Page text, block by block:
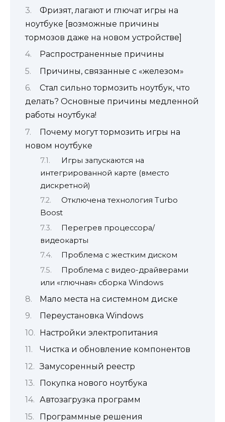
Фризят, лагают и глючат игры на
ноутбуке [возможные причины
тормозов даже на новом устройстве]
Распространенные причины
Причины, связанные с «железом»
Стал сильно тормозить ноутбук, что
делать? Основные причины медленной
работы ноутбука!
Почему могут тормозить игры на
новом ноутбуке
Игры запускаются на
интегрированной карте (вместо
дискретной)
Отключена технология Turbo
Boost
Перегрев процессора/
видеокарты
Проблема с жестким диском
Проблема с видео-драйверами
или «глючная» сборка Windows
Мало места на системном диске
Переустановка Windows
Настройки электропитания
Чистка и обновление компонентов
Замусоренный реестр
Покупка нового ноутбука
Автозагрузка программ
Программные решения